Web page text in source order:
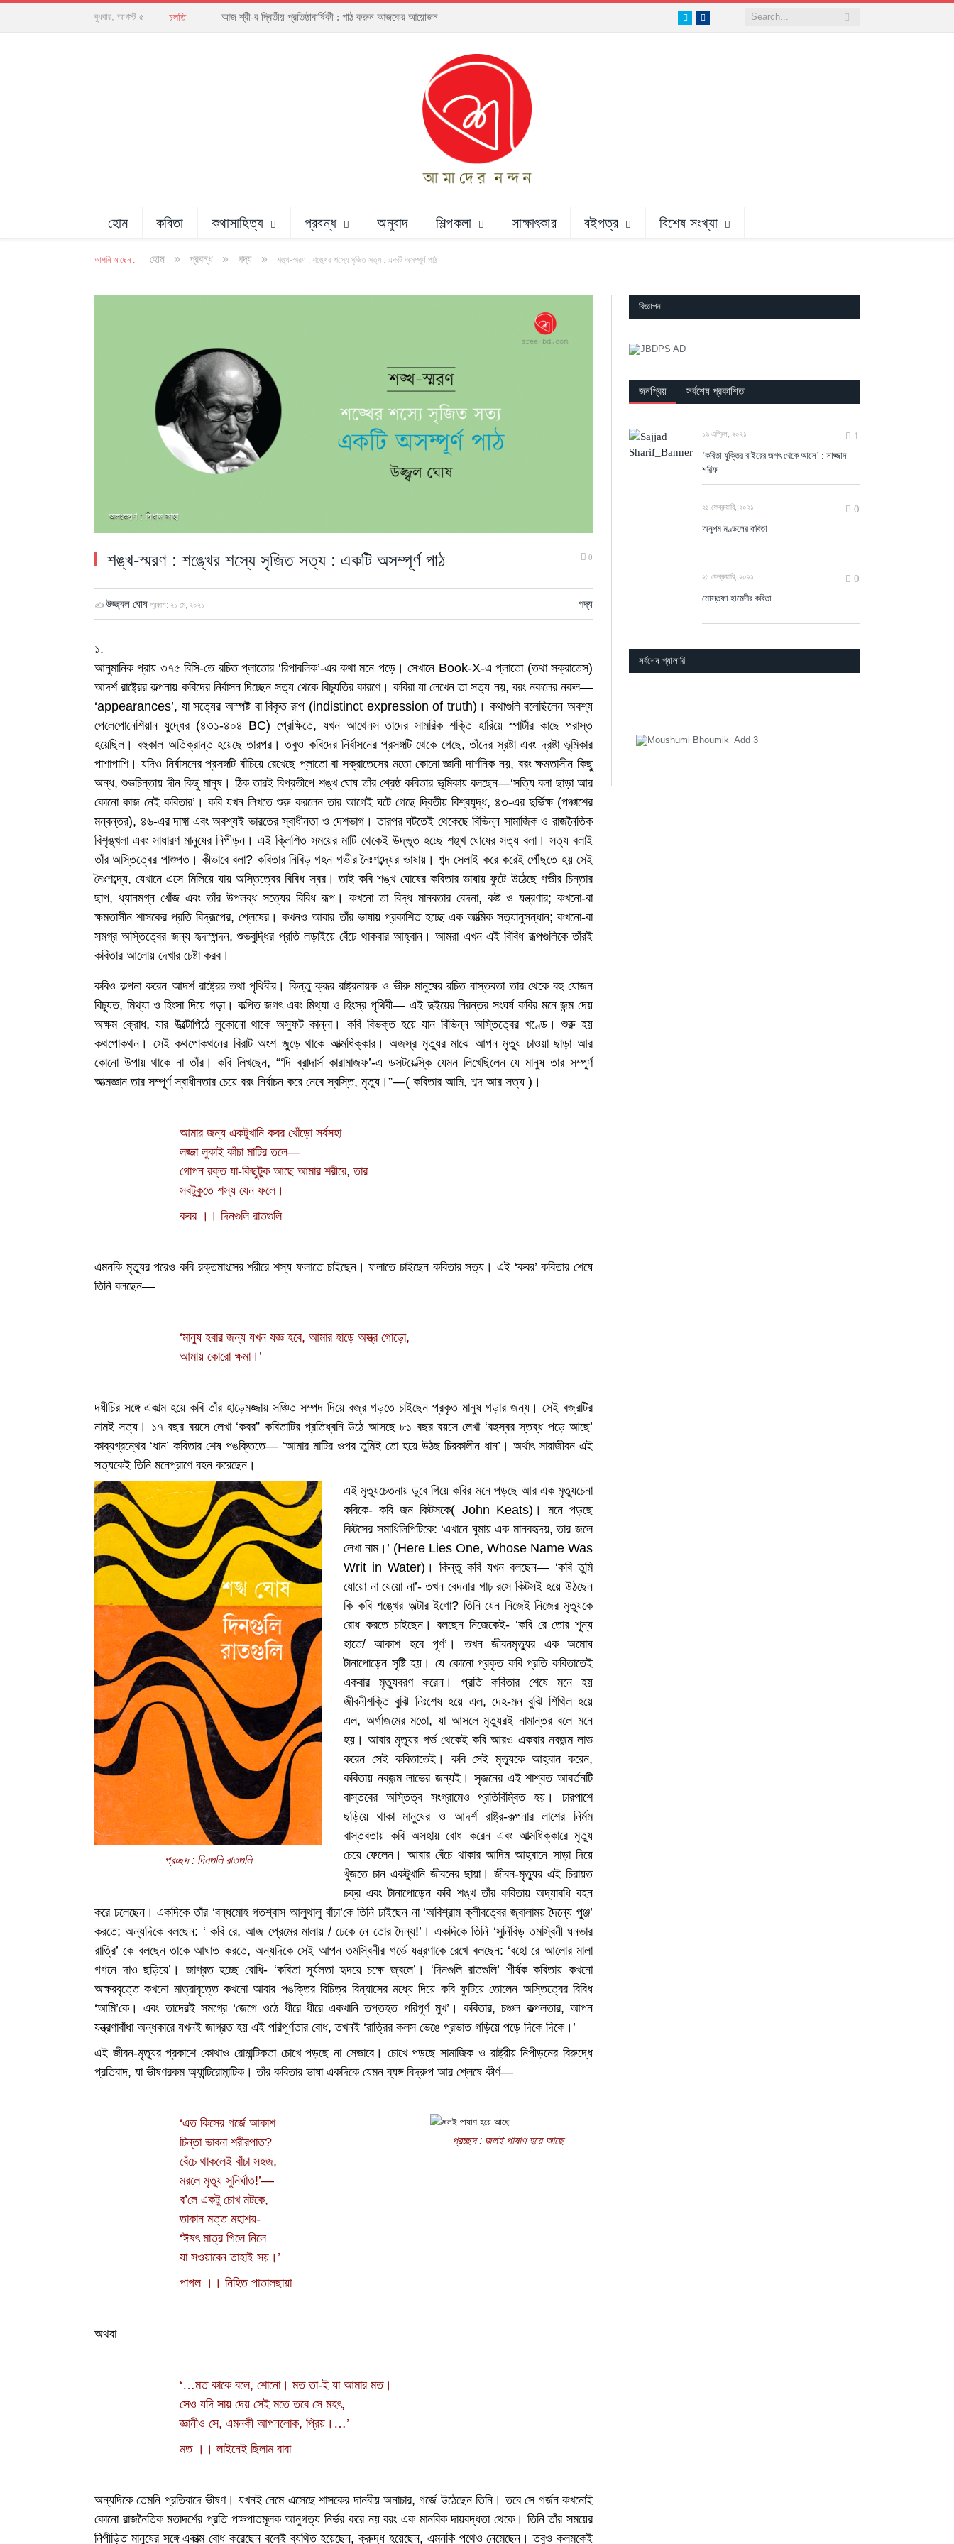
বুধবার, আগস্ট ৫ চলতি আজ শ্রী-র দ্বিতীয় প্রতিষ্ঠাবার্ষিকী : পাঠ করুন আজকের আয়োজন TwitterFacebook
হোম কবিতা কথাসাহিত্য প্রবন্ধ অনুবাদ শিল্পকলা সাক্ষাৎকার বইপত্র বিশেষ সংখ্যা
আপনি আছেন : হোম » প্রবন্ধ » গদ্য » শঙ্খ-স্মরণ : শঙ্খের শস্যে সৃজিত সত্য : একটি অসম্পূর্ণ পাঠ
অলংকরণ : বিধান সাহা
শঙ্খ-স্মরণ : শঙ্খের শস্যে সৃজিত সত্য : একটি অসম্পূর্ণ পাঠ 0
✍ উজ্জ্বল ঘোষ প্রকাশ: ২১ মে, ২০২১ গদ্য
১.
আনুমানিক প্রায় ৩৭৫ বিসি-তে রচিত প্লাতোর ‘রিপাবলিক’-এর কথা মনে পড়ে। সেখানে Book-X-এ প্লাতো (তথা সক্রাতেস)
আদর্শ রাষ্ট্রের কল্পনায় কবিদের নির্বাসন দিচ্ছেন সত্য থেকে বিচ্যুতির কারণে। কবিরা যা লেখেন তা সত্য নয়, বরং নকলের নকল—
‘appearances’, যা সত্যের অস্পষ্ট বা বিকৃত রূপ (indistinct expression of truth)। কথাগুলি বলেছিলেন অবশ্য
পেলেপোনেশিয়ান যুদ্ধের (৪৩১-৪০৪ BC) প্রেক্ষিতে, যখন আথেনস তাদের সামরিক শক্তি হারিয়ে স্পার্টার কাছে পরাস্ত
হয়েছিল। বহুকাল অতিক্রান্ত হয়েছে তারপর। তবুও কবিদের নির্বাসনের প্রসঙ্গটি থেকে গেছে, তাঁদের স্রষ্টা এবং দ্রষ্টা ভূমিকার
পাশাপাশি। যদিও নির্বাসনের প্রসঙ্গটি বাঁচিয়ে রেখেছে প্লাতো বা সক্রাতেসের মতো কোনো জ্ঞানী দার্শনিক নয়, বরং ক্ষমতাসীন কিছু
অন্ধ, শুভচিন্তায় দীন কিছু মানুষ। ঠিক তারই বিপ্রতীপে শঙ্খ ঘোষ তাঁর শ্রেষ্ঠ কবিতার ভূমিকায় বলছেন—‘সত্যি বলা ছাড়া আর
কোনো কাজ নেই কবিতার’। কবি যখন লিখতে শুরু করলেন তার আগেই ঘটে গেছে দ্বিতীয় বিশ্বযুদ্ধ, ৪৩-এর দুর্ভিক্ষ (পঞ্চাশের
মন্বন্তর), ৪৬-এর দাঙ্গা এবং অবশ্যই ভারতের স্বাধীনতা ও দেশভাগ। তারপর ঘটতেই থেকেছে বিভিন্ন সামাজিক ও রাজনৈতিক
বিশৃঙ্খলা এবং সাধারণ মানুষের নিপীড়ন। এই ক্লিশিত সময়ের মাটি থেকেই উদ্ভূত হচ্ছে শঙ্খ ঘোষের সত্য বলা। সত্য বলাই
তাঁর অস্তিত্বের পাশুপত। কীভাবে বলা? কবিতার নিবিড় গহন গভীর নৈঃশব্দ্যের ভাষায়। শব্দ সেলাই করে করেই পৌঁছতে হয় সেই
নৈঃশব্দ্যে, যেখানে এসে মিলিয়ে যায় অস্তিত্বের বিবিধ স্বর। তাই কবি শঙ্খ ঘোষের কবিতার ভাষায় ফুটে উঠেছে গভীর চিন্তার
ছাপ, ধ্যানমগ্ন খোঁজ এবং তাঁর উপলব্ধ সত্যের বিবিধ রূপ। কখনো তা বিদ্ধ মানবতার বেদনা, কষ্ট ও যন্ত্রণার; কখনো-বা
ক্ষমতাসীন শাসকের প্রতি বিদ্রূপের, শ্লেষের। কখনও আবার তাঁর ভাষায় প্রকাশিত হচ্ছে এক আত্মিক সত্যানুসন্ধান; কখনো-বা
সমগ্র অস্তিত্বের জন্য হৃদস্পন্দন, শুভবুদ্ধির প্রতি লড়াইয়ে বেঁচে থাকবার আহ্বান। আমরা এখন এই বিবিধ রূপগুলিকে তাঁরই
কবিতার আলোয় দেখার চেষ্টা করব।
কবিও কল্পনা করেন আদর্শ রাষ্ট্রের তথা পৃথিবীর। কিন্তু ক্রূর রাষ্ট্রনায়ক ও ভীরু মানুষের রচিত বাস্তবতা তার থেকে বহু যোজন
বিচ্যুত, মিথ্যা ও হিংসা দিয়ে গড়া। কল্পিত জগৎ এবং মিথ্যা ও হিংস্র পৃথিবী— এই দুইয়ের নিরন্তর সংঘর্ষ কবির মনে জন্ম দেয়
অক্ষম ক্রোধ, যার উল্টোপিঠে লুকোনো থাকে অস্ফুট কান্না। কবি বিভক্ত হয়ে যান বিভিন্ন অস্তিত্বের খণ্ডে। শুরু হয়
কথপোকথন। সেই কথপোকথনের বিরাট অংশ জুড়ে থাকে আত্মধিক্কার। অজস্র মৃত্যুর মাঝে আপন মৃত্যু চাওয়া ছাড়া আর
কোনো উপায় থাকে না তাঁর। কবি লিখছেন, “‘দি ব্রাদার্স কারামাজফ’-এ ডসটয়েভ্স্কি যেমন লিখেছিলেন যে মানুষ তার সম্পূর্ণ
আত্মজ্ঞান তার সম্পূর্ণ স্বাধীনতার চেয়ে বরং নির্বাচন করে নেবে স্বস্তি, মৃত্যু।”—( কবিতার আমি, শব্দ আর সত্য )।
আমার জন্য একটুখানি কবর খোঁড়ো সর্বসহা
লজ্জা লুকাই কাঁচা মাটির তলে—
গোপন রক্ত যা-কিছুটুক আছে আমার শরীরে, তার
সবটুকুতে শস্য যেন ফলে।
কবর ।। দিনগুলি রাতগুলি
এমনকি মৃত্যুর পরেও কবি রক্তমাংসের শরীরে শস্য ফলাতে চাইছেন। ফলাতে চাইছেন কবিতার সত্য। এই ‘কবর’ কবিতার শেষে
তিনি বলছেন—
‘মানুষ হবার জন্য যখন যজ্ঞ হবে, আমার হাড়ে অস্ত্র গোড়ো,
আমায় কোরো ক্ষমা।’
দধীচির সঙ্গে একাত্ম হয়ে কবি তাঁর হাড়েমজ্জায় সঞ্চিত সম্পদ দিয়ে বজ্র গড়তে চাইছেন প্রকৃত মানুষ গড়ার জন্য। সেই বজ্রটির
নামই সত্য। ১৭ বছর বয়সে লেখা ‘কবর” কবিতাটির প্রতিধ্বনি উঠে আসছে ৮১ বছর বয়সে লেখা ‘বহুস্বর স্তব্ধ পড়ে আছে’
কাব্যগ্রন্থের ‘ধান’ কবিতার শেষ পঙক্তিতে— ‘আমার মাটির ওপর তুমিই তো হয়ে উঠছ চিরকালীন ধান’। অর্থাৎ সারাজীবন এই
সত্যকেই তিনি মনেপ্রাণে বহন করেছেন।
প্রচ্ছদ : দিনগুলি রাতগুলি
এই মৃত্যুচেতনায় ডুবে গিয়ে কবির মনে পড়ছে আর এক মৃত্যুচেনা
কবিকে- কবি জন কিটসকে( John Keats)। মনে পড়ছে
কিটসের সমাধিলিপিটিকে: ‘এখানে ঘুমায় এক মানবহৃদয়, তার জলে
লেখা নাম।’ (Here Lies One, Whose Name Was
Writ in Water)। কিন্তু কবি যখন বলছেন— ‘কবি তুমি
যোয়ো না যেয়ো না’- তখন বেদনার গাঢ় রসে কিটসই হয়ে উঠছেন
কি কবি শঙ্খের অল্টার ইগো? তিনি যেন নিজেই নিজের মৃত্যুকে
রোধ করতে চাইছেন। বলছেন নিজেকেই- ‘কবি রে তোর শূন্য
হাতে/ আকাশ হবে পূর্ণ’। তখন জীবনমৃত্যুর এক অমোঘ
টানাপোড়েন সৃষ্টি হয়। যে কোনো প্রকৃত কবি প্রতি কবিতাতেই
একবার মৃত্যুবরণ করেন। প্রতি কবিতার শেষে মনে হয়
জীবনীশক্তি বুঝি নিঃশেষ হয়ে এল, দেহ-মন বুঝি শিথিল হয়ে
এল, অর্গাজমের মতো, যা আসলে মৃত্যুরই নামান্তর বলে মনে
হয়। আবার মৃত্যুর গর্ভ থেকেই কবি আরও একবার নবজন্ম লাভ
করেন সেই কবিতাতেই। কবি সেই মৃত্যুকে আহ্বান করেন,
কবিতায় নবজন্ম লাভের জন্যই। সৃজনের এই শাশ্বত আবর্তনটি
বাস্তবের অস্তিত্ব সংগ্রামেও প্রতিবিম্বিত হয়। চারপাশে
ছড়িয়ে থাকা মানুষের ও আদর্শ রাষ্ট্র-কল্পনার লাশের নির্মম
বাস্তবতায় কবি অসহায় বোধ করেন এবং আত্মধিক্কারে মৃত্যু
চেয়ে ফেলেন। আবার বেঁচে থাকার আদিম আহ্বানে সাড়া দিয়ে
খুঁজতে চান একটুখানি জীবনের ছায়া। জীবন-মৃত্যুর এই চিরায়ত
চক্র এবং টানাপোড়েন কবি শঙ্খ তাঁর কবিতায় অদ্যাবধি বহন
করে চলেছেন। একদিকে তাঁর ‘বন্ধমোহ গতশ্বাস আলুথালু বাঁচা’কে তিনি চাইছেন না ‘অবিশ্রাম ক্লীবত্বের জ্বালাময় দৈন্যে পুঞ্জ’
করতে; অন্যদিকে বলছেন: ‘ কবি রে, আজ প্রেমের মালায় / ঢেকে নে তোর দৈন্য!’। একদিকে তিনি ‘সুনিবিড় তমস্বিনী ঘনভার
রাত্রি’ কে বলছেন তাকে আঘাত করতে, অন্যদিকে সেই আপন তমস্বিনীর গর্ভে যন্ত্রণাকে রেখে বলছেন: ‘বহো রে আলোর মালা
গগনে দাও ছড়িয়ে’। জাগ্রত হচ্ছে বোধি- ‘কবিতা সূর্যলতা হৃদয়ে চক্ষে জ্বলে’। ‘দিনগুলি রাতগুলি’ শীর্ষক কবিতায় কখনো
অক্ষরবৃত্তে কখনো মাত্রাবৃত্তে কখনো আবার পঙক্তির বিচিত্র বিন্যাসের মধ্যে দিয়ে কবি ফুটিয়ে তোলেন অস্তিত্বের বিবিধ
‘আমি’কে। এবং তাদেরই সমগ্রে ‘জেগে ওঠে ধীরে ধীরে একখানি তপ্তহত পরিপূর্ণ মুখ’। কবিতার, চঞ্চল কল্পলতার, আপন
যন্ত্রণাবাঁধা অন্ধকারে যখনই জাগ্রত হয় এই পরিপূর্ণতার বোধ, তখনই ‘রাত্রির কলস ভেঙে প্রভাত গড়িয়ে পড়ে দিকে দিকে।’
এই জীবন-মৃত্যুর প্রকাশে কোথাও রোমান্টিকতা চোখে পড়ছে না সেভাবে। চোখে পড়ছে সামাজিক ও রাষ্ট্রীয় নিপীড়নের বিরুদ্ধে
প্রতিবাদ, যা ভীষণরকম অ্যান্টিরোমান্টিক। তাঁর কবিতার ভাষা একদিকে যেমন ব্যঙ্গ বিদ্রুপ আর শ্লেষে কীর্ণ—
প্রচ্ছদ : জলই পাষাণ হয়ে আছে
‘এত কিসের গর্জে আকাশ
চিন্তা ভাবনা শরীরপাত?
বেঁচে থাকলেই বাঁচা সহজ,
মরলে মৃত্যু সুনির্ঘাত!’—
ব’লে একটু চোখ মটকে,
তাকান মত্ত মহাশয়-
‘ঈষৎ মাত্র গিলে নিলে
যা সওয়াবেন তাহাই সয়।’
পাগল ।। নিহিত পাতালছায়া
অথবা
‘…মত কাকে বলে, শোনো। মত তা-ই যা আমার মত।
সেও যদি সায় দেয় সেই মতে তবে সে মহৎ,
জ্ঞানীও সে, এমনকী আপনলোক, প্রিয়।…’
মত ।। লাইনেই ছিলাম বাবা
অন্যদিকে তেমনি প্রতিবাদে ভীষণ। যখনই নেমে এসেছে শাসকের দানবীয় অনাচার, গর্জে উঠেছেন তিনি। তবে সে গর্জন কখনোই
কোনো রাজনৈতিক মতাদর্শের প্রতি পক্ষপাতমূলক আনুগত্য নির্ভর করে নয় বরং এক মানবিক দায়বদ্ধতা থেকে। তিনি তাঁর সময়ের
নিপীড়িত মানুষের সঙ্গে একাত্ম বোধ করেছেন বলেই ব্যথিত হয়েছেন, ক্রুদ্ধ হয়েছেন, এমনকি পথেও নেমেছেন। তবুও কলমকেই
বিজ্ঞাপন
জনপ্রিয় সর্বশেষ প্রকাশিত
১৬ এপ্রিল, ২০২১ 1
‘কবিতা যুক্তির বাইরের জগৎ থেকে আসে’ : সাজ্জাদ
শরিফ
২১ ফেব্রুয়ারি, ২০২১ 0
অনুপম মণ্ডলের কবিতা
২১ ফেব্রুয়ারি, ২০২১ 0
মোস্তফা হামেদীর কবিতা
সর্বশেষ গ্যালারি